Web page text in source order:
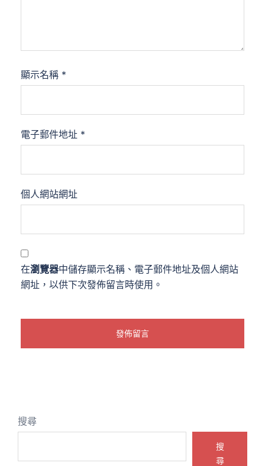
顯示名稱 *
電子郵件地址 *
個人網站網址
在瀏覽器中儲存顯示名稱、電子郵件地址及個人網站
網址，以供下次發佈留言時使用。
搜尋
搜
尋